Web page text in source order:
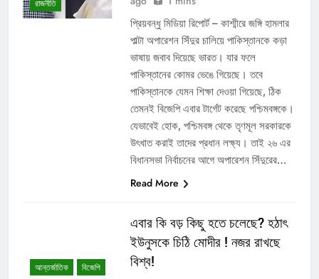
রাজনীতি
প্রিয়বন্ধু মিডিয়া রিপোর্ট – কাশ্মীরে জঙ্গি হামলার
পাল্টা অপারেশন সিঁদুর চালিয়ে পাকিস্তানকে কড়া
ভাষায় জবাব দিয়েছে ভারত। যার ফলে
পাকিস্তানের কোমর ভেঙে গিয়েছে। তবে
পাকিস্তানকে যেমন শিক্ষা দেওয়া গিয়েছে, ঠিক
তেমনই বিজেপি এবার টার্গেট করেছে পশ্চিমবঙ্গকে।
যেভাবেই হোক, পশ্চিমবঙ্গ থেকে তৃণমূল সরকারকে
উৎখাত করাই তাদের প্রধান লক্ষ্য। তাই ২৬ এর
বিধানসভা নির্বাচনের আগে অপারেশন সিঁদুরের…
Read More
আন্তর্জাতিক
বিজেপি
এবার কি বড় কিছু হতে চলেছে? হঠাৎ
ইউনুসকে চিঠি মোদীর ! নজর রাখছে
বিশ্ব!